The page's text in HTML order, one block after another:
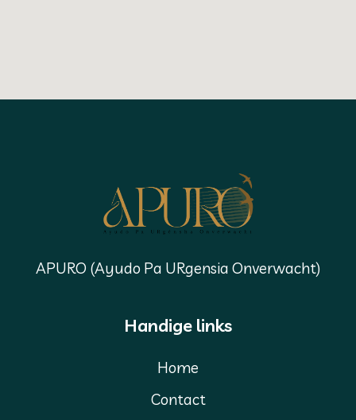
APURO (Ayudo Pa URgensia Onverwacht)
Handige links
Home
Contact